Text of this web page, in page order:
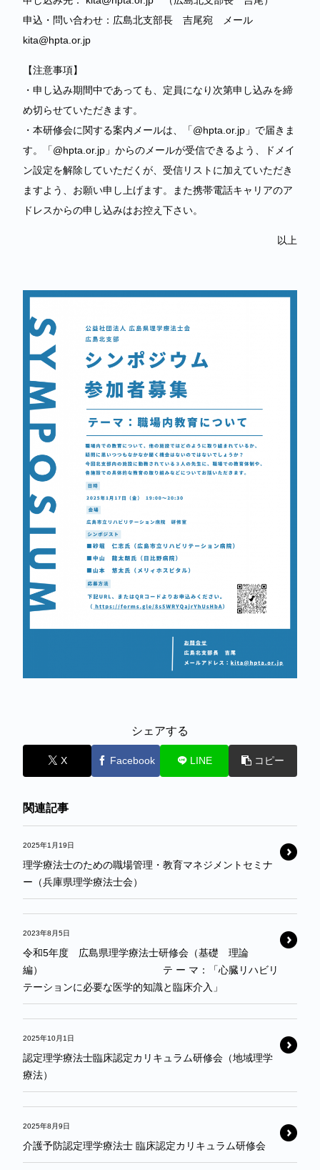
申込・問い合わせ：広島北支部長 吉尾宛 メール
kita@hpta.or.jp
【注意事項】
・申し込み期間中であっても、定員になり次第申し込みを締
め切らせていただきます。
・本研修会に関する案内メールは、「@hpta.or.jp」で届きま
す。「@hpta.or.jp」からのメールが受信できるよう、ドメイ
ン設定を解除していただくが、受信リストに加えていただき
ますよう、お願い申し上げます。また携帯電話キャリアのア
ドレスからの申し込みはお控え下さい。
以上
シェアする
X Facebook LINE コピー
関連記事
2025年1月19日
理学療法士のための職場管理・教育マネジメントセミナ
ー（兵庫県理学療法士会）
2023年8月5日
令和5年度 広島県理学療法士研修会（基礎 理論
編） テ ー マ：「心臓リハビリ
テーションに必要な医学的知識と臨床介入」
2025年10月1日
認定理学療法士臨床認定カリキュラム研修会（地域理学
療法）
2025年8月9日
介護予防認定理学療法士 臨床認定カリキュラム研修会